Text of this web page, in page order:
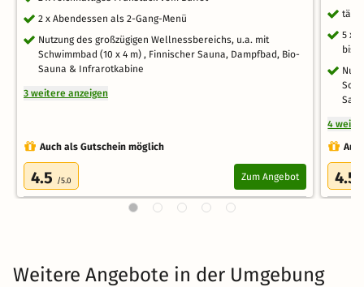
2 x Abendessen als 2-Gang-Menü
Nutzung des großzügigen Wellnessbereichs, u.a. mit
Schwimmbad (10 x 4 m) , Finnischer Sauna, Dampfbad, Bio-
Sauna & Infrarotkabine
3 weitere anzeigen
Auch als Gutschein möglich
4.5 /5.0 Zum Angebot
5 x
bis
4
4.5
Weitere Angebote in der Umgebung